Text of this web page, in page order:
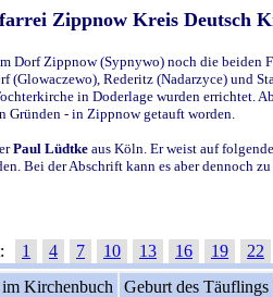
Zippnow Kreis Deutsch
Dorf Zippnow (Sypnywo) noch die
(Glowaczewo), Rederitz (Nadarzyce) und
in Doderlage wurden errichtet.
Gründen - in Zippnow getauft worden.
Paul Lüdtke aus Köln. Er weist auf
Bei der Abschrift kann es aber dennoch
1 4 7 10 13 16 19 22
Kirchenbuch Geburt des Täuflings